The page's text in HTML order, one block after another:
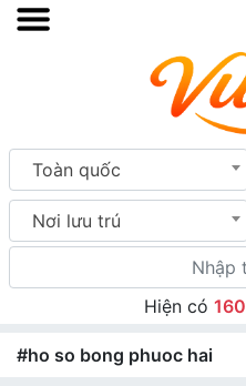
Toàn quốc
Nơi lưu trú
Hiện có 160
#ho so bong phuoc hai